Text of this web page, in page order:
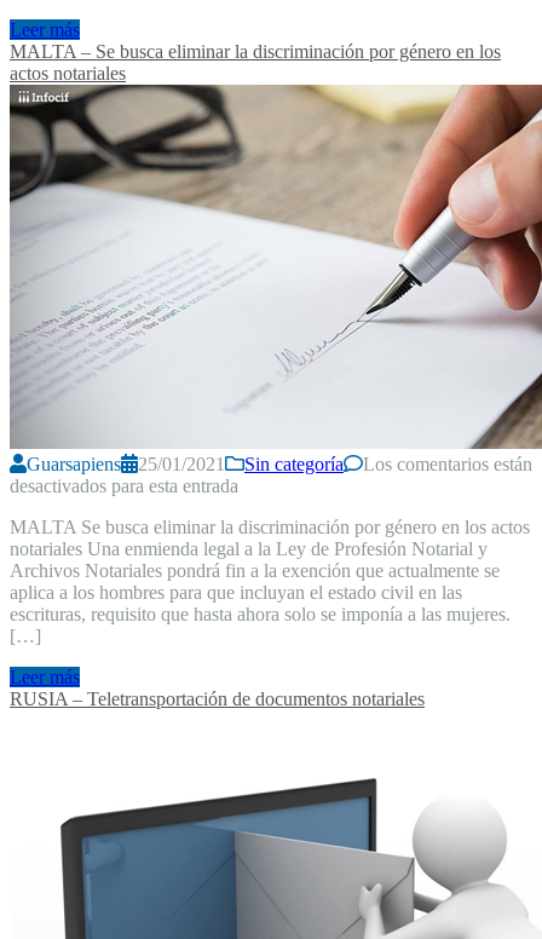
Leer más
MALTA – Se busca eliminar la discriminación por género en los
actos notariales
Guarsapiens 25/01/2021 Sin categoría
Los comentarios están
desactivados para esta entrada
MALTA Se busca eliminar la discriminación por género en los actos
notariales Una enmienda legal a la Ley de Profesión Notarial y
Archivos Notariales pondrá fin a la exención que actualmente se
aplica a los hombres para que incluyan el estado civil en las
escrituras, requisito que hasta ahora solo se imponía a las mujeres.
[…]
Leer más
RUSIA – Teletransportación de documentos notariales